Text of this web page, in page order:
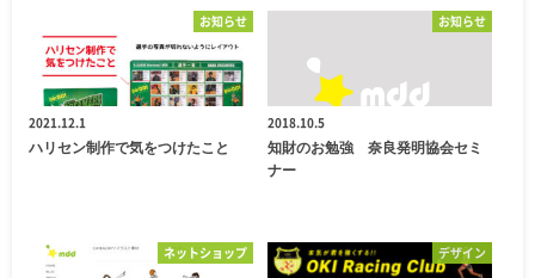
お知らせ
2021.12.1
ハリセン制作で気をつけたこと
お知らせ
2018.10.5
知財のお勉強 奈良発明協会セミ
ナー
ネットショップ デザイン